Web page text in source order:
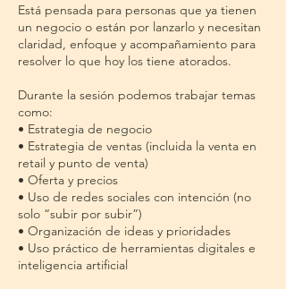
Está pensada para personas que ya tienen
un negocio o están por lanzarlo y necesitan
claridad, enfoque y acompañamiento para
resolver lo que hoy los tiene atorados.
Durante la sesión podemos trabajar temas
como:
• Estrategia de negocio
• Estrategia de ventas (incluida la venta en
retail y punto de venta)
• Oferta y precios
• Uso de redes sociales con intención (no
solo “subir por subir”)
• Organización de ideas y prioridades
• Uso práctico de herramientas digitales e
inteligencia artificial